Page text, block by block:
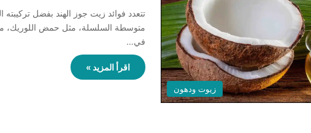
زيوت ودهون
تتعدد فوائد زيت جوز الهند بفضل تركيبته
متوسطة السلسلة، مثل حمض اللوريك،
في…
اقرأ المزيد »